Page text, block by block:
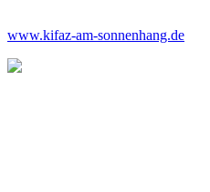
www.kifaz-am-sonnenhang.de